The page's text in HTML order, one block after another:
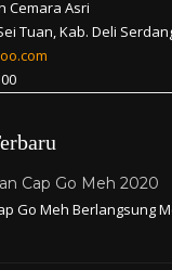
Cemara Asri
Tuan, Kab. Deli
Cap Go Meh 2020
Go Meh Berlangsung